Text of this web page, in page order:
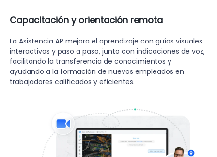
Capacitación y orientación remota
La Asistencia AR mejora el aprendizaje con guías visuales
interactivas y paso a paso, junto con indicaciones de voz,
facilitando la transferencia de conocimientos y
ayudando a la formación de nuevos empleados en
trabajadores calificados y eficientes.